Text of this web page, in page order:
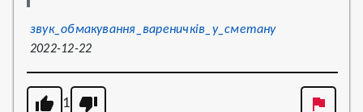
звук_обмакування_вареничків_у_сметану
2022-12-22
1